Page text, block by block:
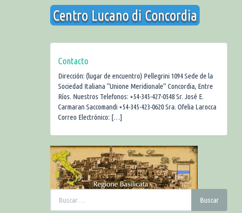
Centro Lucano di Concordia
Contacto
Dirección: (lugar de encuentro) Pellegrini 1094 Sede de la
Sociedad Italiana “Unione Meridionale” Concordia, Entre
Ríos. Nuestros Telefonos: +54-345-427-0548 Sr. José E.
Carmaran Saccomandi +54-345-423-0620 Sra. Ofelia Larocca
Correo Electrónico: […]
Buscar:
Buscar